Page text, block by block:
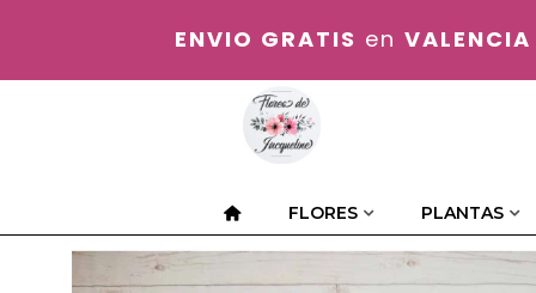
ENVIO GRATIS en
FLORES PLANTAS